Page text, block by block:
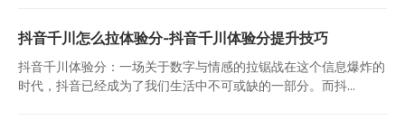
抖音千川怎么拉体验分-抖音千川体验分提升技巧
抖音千川体验分：一场关于数字与情感的拉锯战在这个信息爆炸的
时代，抖音已经成为了我们生活中不可或缺的一部分。而抖...